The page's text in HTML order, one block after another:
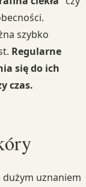
szybko
Regularne
się do ich
czas.
uznaniem